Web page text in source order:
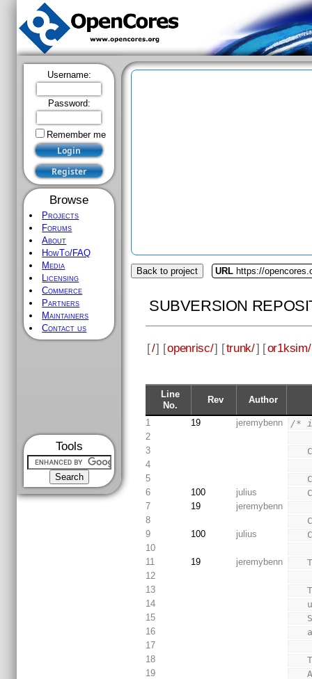
Username:
Password:
Remember me
Browse
Projects
Forums
About
HowTo/FAQ
Media
Licensing
Commerce
Partners
Maintainers
Contact us
Tools
Back to project URL https://
SUBVERSION
[/] [openrisc/] [trunk/] [or1ksim/
Line
No.
Rev Author
1 19 jeremybenn
/*
2
3
4
5
6
100 julius
7
19
jeremybenn
8
9
100 julius
10
11
19 jeremybenn
12
13
14
15
16
17
18
19